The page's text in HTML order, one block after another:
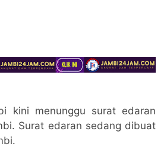
kini menunggu surat edaran
Surat edaran sedang dibuat